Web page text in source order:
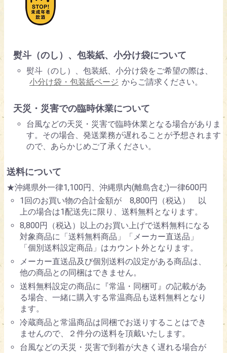
熨斗（のし）、包装紙、小分け袋について
熨斗（のし）、包装紙、小分け袋をご希望の際は、
小分け袋・包装紙ページ からご請求ください。
天災・災害での臨時休業について
台風などの天災・災害で臨時休業となる場合がありま
す。その場合、発送業務が遅れることが予想されます
ので、あらかじめご了承ください。
送料について
★沖縄県外一律1,100円、沖縄県内(離島含む)一律600円
1回のお買い物の合計金額が 8,800円（税込） 以
上の場合は1配送先に限り、送料無料となります。
8,800円（税込）以上のお買い上げで送料無料になる
対象商品に「送料無料商品」「メーカー直送品」
「個別送料設定商品」はカウント外となります。
メーカー直送品及び個別送料の設定がある商品は、
他の商品との同梱はできません。
送料無料設定の商品に『常温・同梱可』の記載があ
る場合、一緒に購入する常温商品も送料無料となり
ます。
冷蔵商品と常温商品は同梱でお送りすることはでき
ませんので、２件分の送料を頂戴いたします。
台風などの天災・災害で到着が大きく遅れる場合が